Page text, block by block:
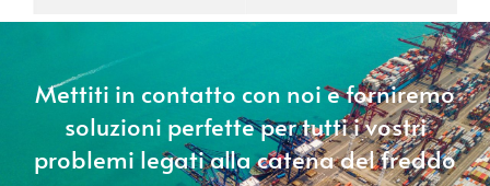
Mettiti in contatto con noi e forniremo
soluzioni perfette per tutti i vostri
problemi legati alla catena del freddo